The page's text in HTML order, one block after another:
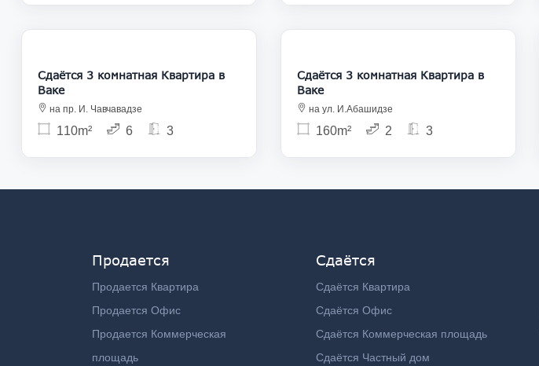
1 200
Сдаётся 3 комнатная Квартира в
Ваке
на пр. И. Чавчавадзе
110m² 6 3
1 200
Сдаётся 3 комнатная Квартира в
Ваке
на ул. И.Абашидзе
160m² 2 3
Продается
Продается Квартира
Продается Офис
Продается Коммерческая
площадь
Сдаётся
Сдаётся Квартира
Сдаётся Офис
Сдаётся Коммерческая площадь
Сдаётся Частный дом